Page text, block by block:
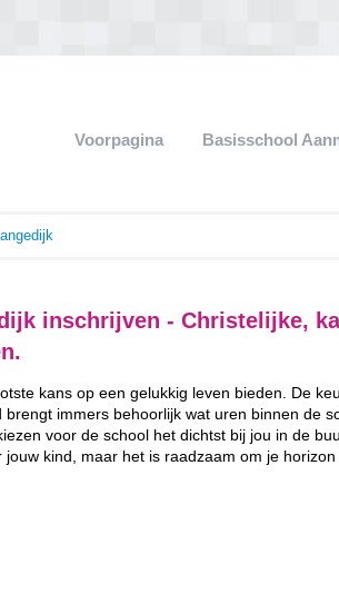
Voorpagina Basisschool
inschrijven - Christelijke,
kans op een gelukkig leven bieden. De
immers behoorlijk wat uren binnen de
voor de school het dichtst bij jou in de
jouw kind, maar het is raadzaam om je